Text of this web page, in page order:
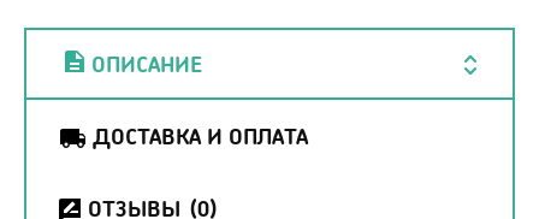
ОПИСАНИЕ
ДОСТАВКА И ОПЛАТА
ОТЗЫВЫ (0)